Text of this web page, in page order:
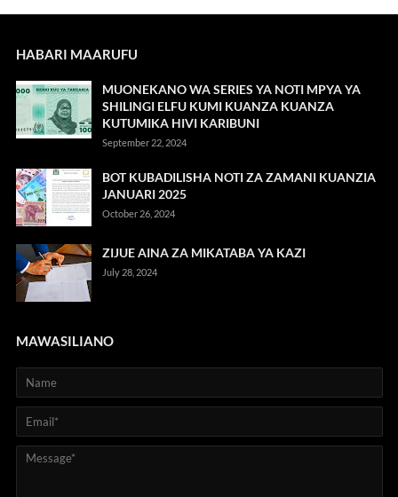
HABARI MAARUFU
MUONEKANO WA SERIES YA NOTI MPYA YA
SHILINGI ELFU KUMI KUANZA KUANZA
KUTUMIKA HIVI KARIBUNI
September 22, 2024
BOT KUBADILISHA NOTI ZA ZAMANI KUANZIA
JANUARI 2025
October 26, 2024
ZIJUE AINA ZA MIKATABA YA KAZI
July 28, 2024
MAWASILIANO